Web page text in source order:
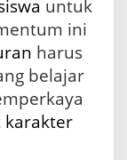
untuk
ini
harus
belajar
karakter